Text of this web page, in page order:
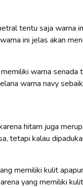
tentu saja warna
ini jelas akan
warna senada
warna navy
hitam juga
tetapi kalau
memiliki kulit
yang memiliki